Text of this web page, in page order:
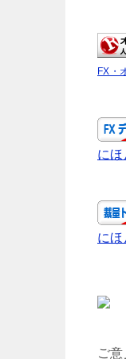
FX・
に
に
ご